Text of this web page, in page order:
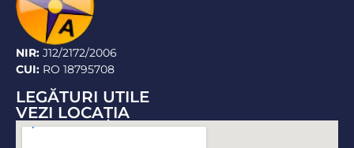
NIR: J12/2172/2006
CUI: RO 18795708
LEGĂTURI UTILE
VEZI LOCAŢIA